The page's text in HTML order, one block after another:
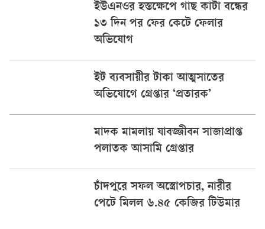
ইউএনওর হস্তক্ষেপে গাছ কাটা বন্ধের
১৩ দিন পর ফের কেটে ফেলার
অভিযোগ
ইট ব্যবসায়ীর টাকা আত্মসাতের
অভিযোগে গ্রেপ্তার ‘প্রতারক’
মাদক মামলায় যাবজ্জীবন সাজাপ্রাপ্ত
পলাতক আসামি গ্রেপ্তার
চাঁদপুরে সফল অস্ত্রোপচার, নারীর
পেটে মিলল ৬.৪৫ কেজির টিউমার